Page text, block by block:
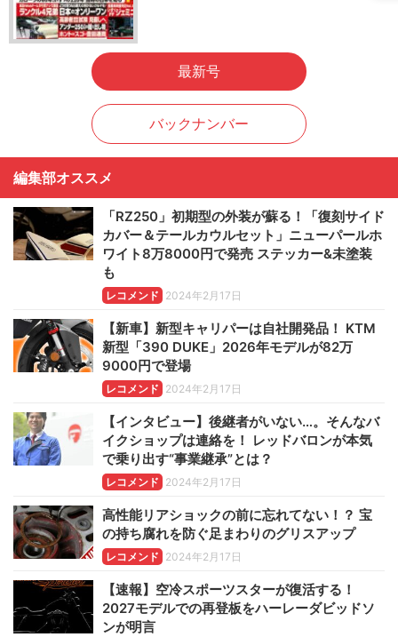
最新号
バックナンバー
編集部オススメ
「RZ250」初期型の外装が蘇る！「復刻サイド
カバー＆テールカウルセット」ニューパールホ
ワイト8万8000円で発売 ステッカー&未塗装
も
レコメンド 2024年2月17日
【新車】新型キャリパーは自社開発品！ KTM
新型「390 DUKE」2026年モデルが82万
9000円で登場
レコメンド 2024年2月17日
【インタビュー】後継者がいない…。そんなバ
イクショップは連絡を！ レッドバロンが本気
で乗り出す“事業継承”とは？
レコメンド 2024年2月17日
高性能リアショックの前に忘れてない！？ 宝
の持ち腐れを防ぐ足まわりのグリスアップ
レコメンド 2024年2月17日
【速報】空冷スポーツスターが復活する！
2027モデルでの再登板をハーレーダビッドソ
ンが明言